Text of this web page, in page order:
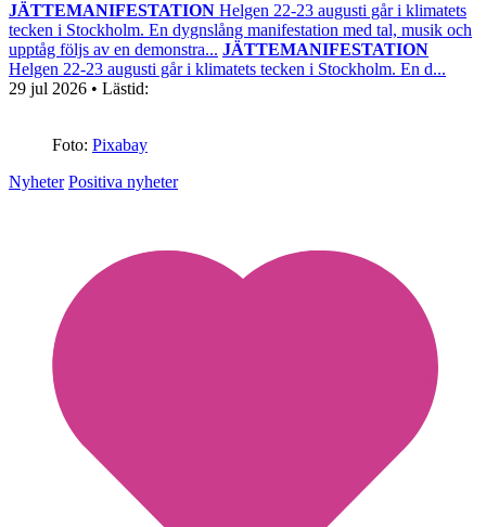
JÄTTEMANIFESTATION Helgen 22-23 augusti går i klimatets
tecken i Stockholm. En dygnslång manifestation med tal, musik och
upptåg följs av en demonstra... JÄTTEMANIFESTATION
Helgen 22-23 augusti går i klimatets tecken i Stockholm. En d...
29 jul 2026 • Lästid:
Foto: Pixabay
Nyheter Positiva nyheter